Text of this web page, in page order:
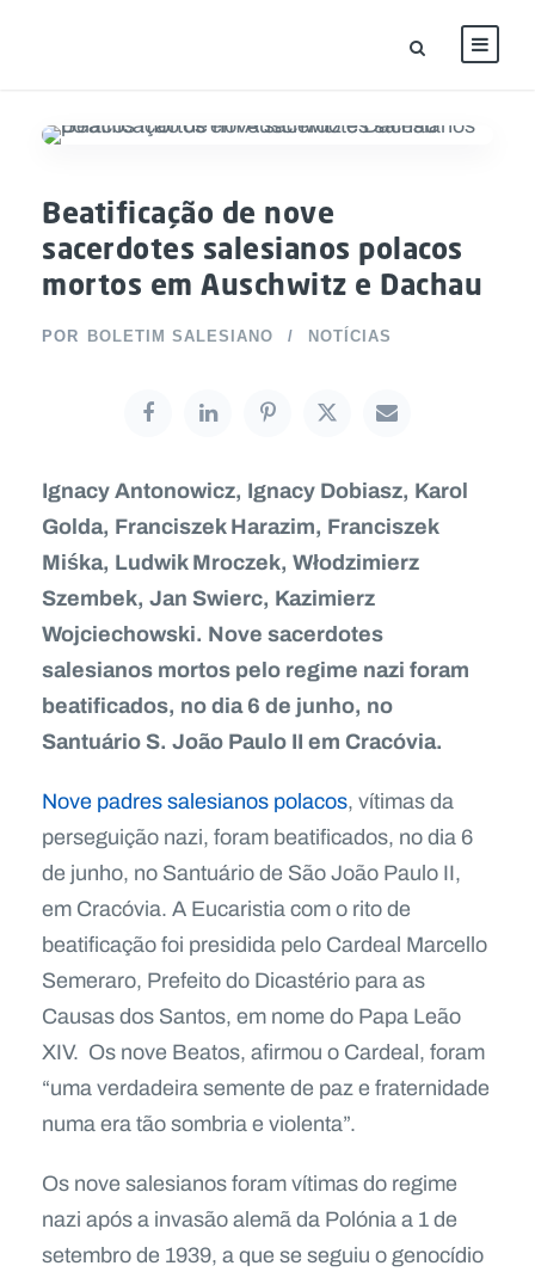
Beatificação de nove
sacerdotes salesianos polacos
mortos em Auschwitz e Dachau
POR BOLETIM SALESIANO NOTÍCIAS
Ignacy Antonowicz, Ignacy Dobiasz, Karol
Golda, Franciszek Harazim, Franciszek
Miśka, Ludwik Mroczek, Włodzimierz
Szembek, Jan Swierc, Kazimierz
Wojciechowski. Nove sacerdotes
salesianos mortos pelo regime nazi foram
beatificados, no dia 6 de junho, no
Santuário S. João Paulo II em Cracóvia.
Nove padres salesianos polacos, vítimas da
perseguição nazi, foram beatificados, no dia 6
de junho, no Santuário de São João Paulo II,
em Cracóvia. A Eucaristia com o rito de
beatificação foi presidida pelo Cardeal Marcello
Semeraro, Prefeito do Dicastério para as
Causas dos Santos, em nome do Papa Leão
XIV. Os nove Beatos, afirmou o Cardeal, foram
“uma verdadeira semente de paz e fraternidade
numa era tão sombria e violenta”.
Os nove salesianos foram vítimas do regime
nazi após a invasão alemã da Polónia a 1 de
setembro de 1939, a que se seguiu o genocídio